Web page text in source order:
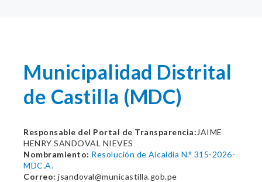
Municipalidad Distrital
de Castilla (MDC)
Responsable del Portal de Transparencia: JAIME
HENRY SANDOVAL NIEVES
Nombramiento: Resolución de Alcaldía N.° 315-2026-
MDC.A.
Correo: jsandoval@municastilla.gob.pe